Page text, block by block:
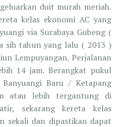
duit murah meriah.
kelas ekonomi AC yang
via Surabaya Gubeng (
sih tahun yang lalu ( 2013 )
Lempuyangan. Perjalanan
14 jam. Berangkat pukul
Baru / Ketapang
atau lebih tergantung di
sekarang kereta kelas
sekali dan dipastikan dapat